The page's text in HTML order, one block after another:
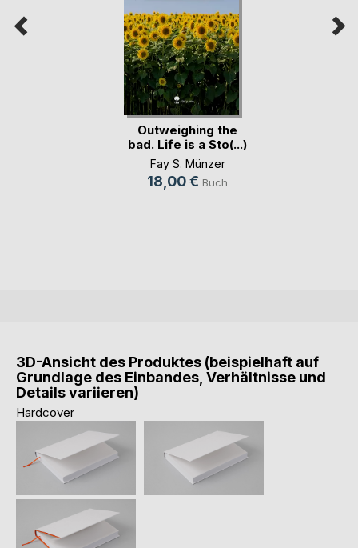
Outweighing the
bad. Life is a Sto(...)
Fay S. Münzer
18,00 € Buch
3D-Ansicht des Produktes (beispielhaft auf
Grundlage des Einbandes, Verhältnisse und
Details variieren)
Hardcover